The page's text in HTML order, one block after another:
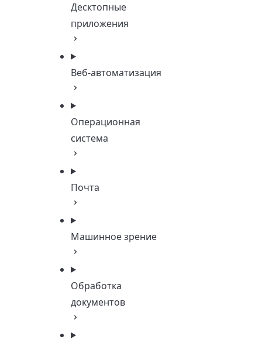
Десктопные
приложения
Веб-автоматизация
Операционная
система
Почта
Машинное зрение
Обработка
документов